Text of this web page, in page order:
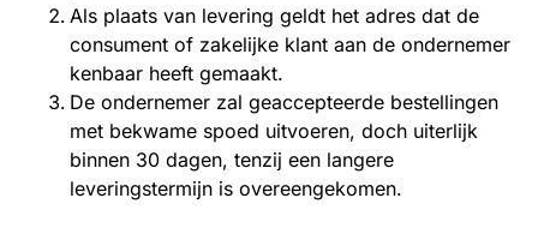
Als plaats van levering geldt het adres dat de
consument of zakelijke klant aan de ondernemer
kenbaar heeft gemaakt.
De ondernemer zal geaccepteerde bestellingen
met bekwame spoed uitvoeren, doch uiterlijk
binnen 30 dagen, tenzij een langere
leveringstermijn is overeengekomen.